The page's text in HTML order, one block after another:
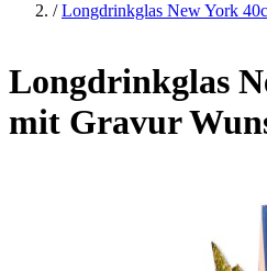
/ Longdrinkglas New York
Longdrinkglas
mit Gravur